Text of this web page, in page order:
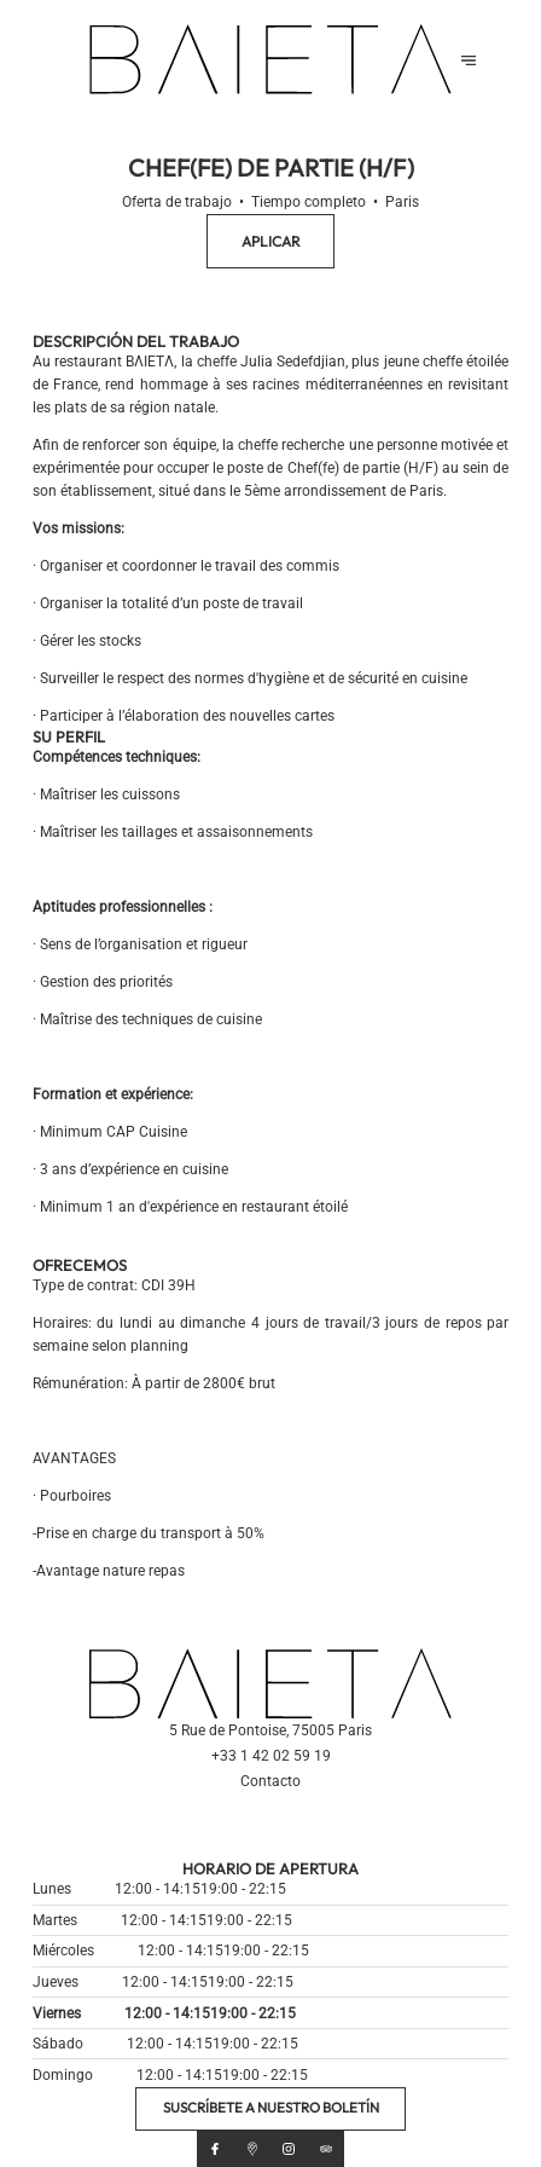
CHEF(FE) DE PARTIE (H/F)
Oferta de trabajo Tiempo completo Paris
APLICAR
DESCRIPCIÓN DEL TRABAJO
Au restaurant BΛIETΛ, la cheffe Julia Sedefdjian, plus jeune cheffe étoilée
de France, rend hommage à ses racines méditerranéennes en revisitant
les plats de sa région natale.
Afin de renforcer son équipe, la cheffe recherche une personne motivée et
expérimentée pour occuper le poste de Chef(fe) de partie (H/F) au sein de
son établissement, situé dans le 5ème arrondissement de Paris.
Vos missions:
· Organiser et coordonner le travail des commis
· Organiser la totalité d’un poste de travail
· Gérer les stocks
· Surveiller le respect des normes d'hygiène et de sécurité en cuisine
· Participer à l’élaboration des nouvelles cartes
SU PERFIL
Compétences techniques:
· Maîtriser les cuissons
· Maîtriser les taillages et assaisonnements
Aptitudes professionnelles :
· Sens de l’organisation et rigueur
· Gestion des priorités
· Maîtrise des techniques de cuisine
Formation et expérience:
· Minimum CAP Cuisine
· 3 ans d’expérience en cuisine
· Minimum 1 an d'expérience en restaurant étoilé
OFRECEMOS
Type de contrat: CDI 39H
Horaires: du lundi au dimanche 4 jours de travail/3 jours de repos par
semaine selon planning
Rémunération: À partir de 2800€ brut
AVANTAGES
· Pourboires
-Prise en charge du transport à 50%
-Avantage nature repas
5 Rue de Pontoise, 75005 Paris
+33 1 42 02 59 19
Contacto
HORARIO DE APERTURA
Lunes 12:00 - 14:1519:00 - 22:15
Martes
12:00 - 14:1519:00 - 22:15
Miércoles
12:00 - 14:1519:00 - 22:15
Jueves
12:00 - 14:1519:00 - 22:15
Viernes
12:00 - 14:1519:00 - 22:15
Sábado
12:00 - 14:1519:00 - 22:15
Domingo
12:00 - 14:1519:00 - 22:15
SUSCRÍBETE A NUESTRO BOLETÍN